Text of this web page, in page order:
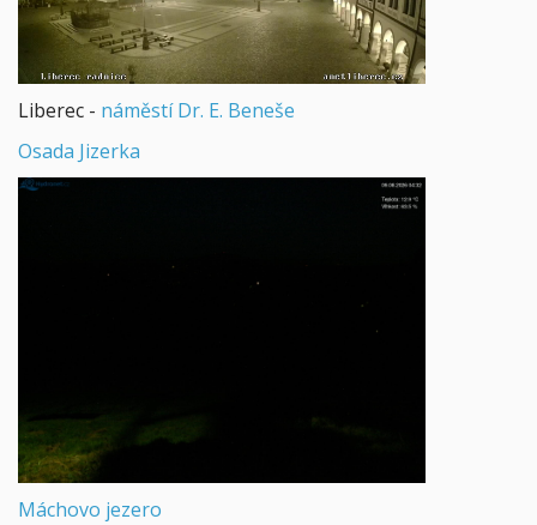
Liberec - náměstí Dr. E. Beneše
Osada Jizerka
Máchovo jezero